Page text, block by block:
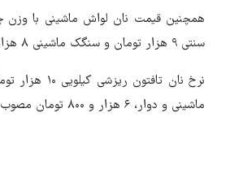
سنتی ۹ هزار تومان و سنگک ماشینی ۸ هزار تومان تعیین شده است.
ماشینی و دوار، ۶ هزار و ۸۰۰ تومان مصوب شده است.